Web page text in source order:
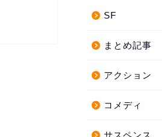
SF
まとめ記事
アクション
コメディ
サスペンス